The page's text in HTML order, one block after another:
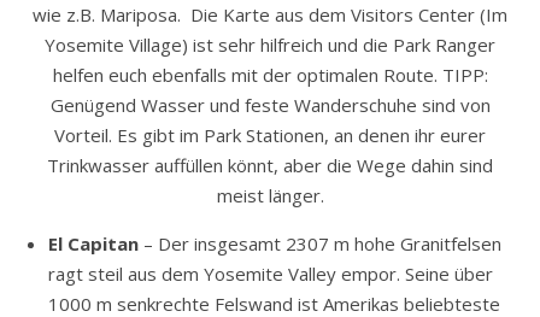
wie z.B. Mariposa. Die Karte aus dem Visitors Center (Im
Yosemite Village) ist sehr hilfreich und die Park Ranger
helfen euch ebenfalls mit der optimalen Route. TIPP:
Genügend Wasser und feste Wanderschuhe sind von
Vorteil. Es gibt im Park Stationen, an denen ihr eurer
Trinkwasser auffüllen könnt, aber die Wege dahin sind
meist länger.
El Capitan – Der insgesamt 2307 m hohe Granitfelsen
ragt steil aus dem Yosemite Valley empor. Seine über
1000 m senkrechte Felswand ist Amerikas beliebteste